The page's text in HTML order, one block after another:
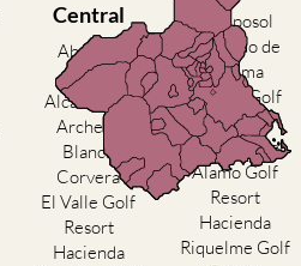
Central
Abanilla
Abaran
Alcantarilla
Archena
Blanca
Corvera
El Valle Golf
Resort
Hacienda
Camposol
Condado de
Alhama
El Valle Golf
Resort
Hacienda del
Alamo Golf
Resort
Hacienda
Riquelme Golf